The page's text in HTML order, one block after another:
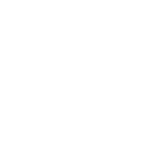
හැකි තාවකාලික
මඟින් සිදුවන අනතුරු
ගන්නා ලෙස
ජනතාවගෙන්